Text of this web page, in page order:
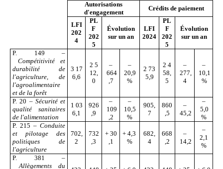
Autorisations
d'engagement
Crédits de paiement
LFI
202
4
PL
F
202
5
Évolution
sur un an
LFI
2024
PL
F
202
5
Évolution
sur un an
P. 149 –
Compétitivité et
durabilité de
l'agriculture, de
l'agroalimentaire
et de la forêt
3 17
6,6
2 5
12,
0
–
664
,7
–
20,9
%
2 73
5,9
2 4
58,
5
–
277,
4
–
10,1
%
P. 20 – Sécurité et
qualité sanitaires
de l'alimentation
1 03
6,1
926
,9
–
109
,2
–
10,5
%
905,
7
860
,5
–
45,2
–
5,0
%
P. 215 – Conduite
et pilotage des
politiques de
l'agriculture
702,
2
732
,3
+ 30
,1
+ 4,3
%
682,
4
668
,2
–
14,2
–
2,1
%
P. 381 –
Allègements du